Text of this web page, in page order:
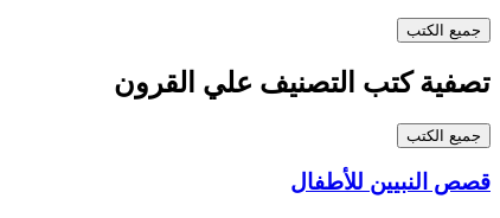
جميع الكتب
تصفية كتب التصنيف علي القرون
جميع الكتب
قصص النبيين للأطفال